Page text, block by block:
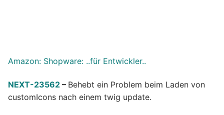
Amazon: Shopware: ..für Entwickler..
NEXT-23562 – Behebt ein Problem beim Laden von
customIcons nach einem twig update.